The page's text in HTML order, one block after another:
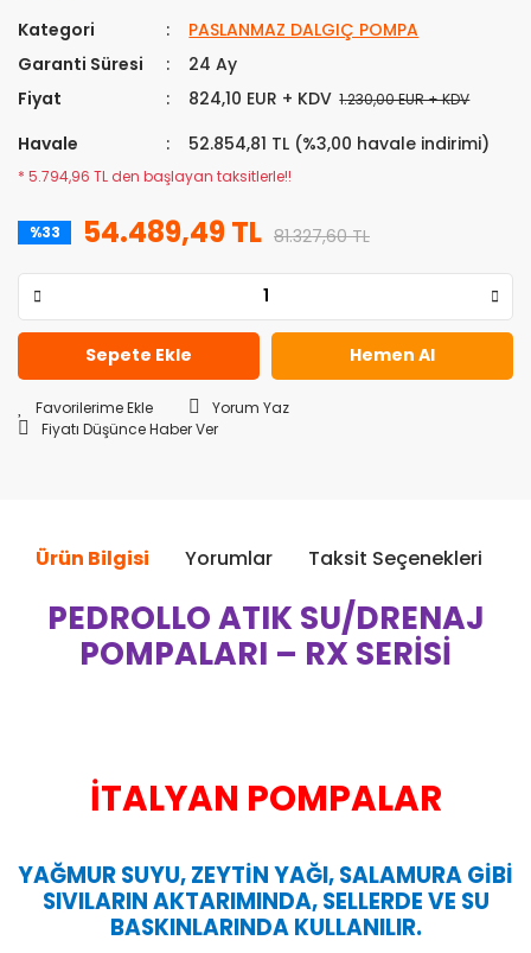
Kategori
PASLANMAZ DALGIÇ POMPA
Garanti Süresi
24 Ay
Fiyat
824,10 EUR + KDV 1.230,00 EUR + KDV
Havale 52.854,81 TL (%3,00 havale indirimi)
* 5.794,96 TL den başlayan taksitlerle!!
%33 54.489,49 TL 81.327,60 TL
Sepete Ekle Hemen Al
Yorum Yaz
Fiyatı Düşünce Haber Ver
Ürün Bilgisi Yorumlar Taksit Seçenekleri
PEDROLLO ATIK SU/DRENAJ
POMPALARI – RX SERİSİ
İTALYAN POMPALAR
YAĞMUR SUYU, ZEYTİN YAĞI, SALAMURA GİBİ
SIVILARIN AKTARIMINDA, SELLERDE VE SU
BASKINLARINDA KULLANILIR.